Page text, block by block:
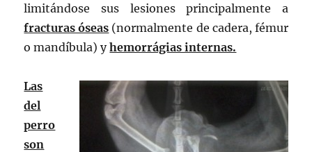
limitándose sus lesiones principalmente a
fracturas óseas (normalmente de cadera, fémur
o mandíbula) yhemorrágias internas.
Las
del
perro
son